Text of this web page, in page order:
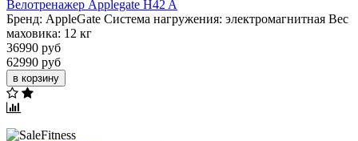
Велотренажер Applegate H42 A
Бренд: AppleGate Система нагружения: электромагнитная Вес
маховика: 12 кг
36990 руб
62990 руб
в корзину